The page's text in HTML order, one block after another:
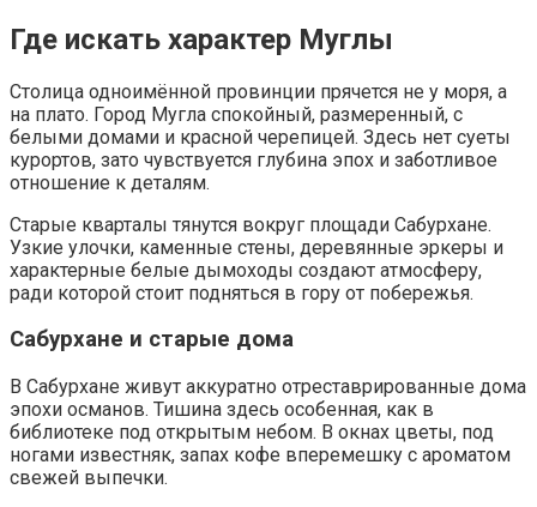
Где искать характер Муглы
Столица одноимённой провинции прячется не у моря, а
на плато. Город Мугла спокойный, размеренный, с
белыми домами и красной черепицей. Здесь нет суеты
курортов, зато чувствуется глубина эпох и заботливое
отношение к деталям.
Старые кварталы тянутся вокруг площади Сабурхане.
Узкие улочки, каменные стены, деревянные эркеры и
характерные белые дымоходы создают атмосферу,
ради которой стоит подняться в гору от побережья.
Сабурхане и старые дома
В Сабурхане живут аккуратно отреставрированные дома
эпохи османов. Тишина здесь особенная, как в
библиотеке под открытым небом. В окнах цветы, под
ногами известняк, запах кофе вперемешку с ароматом
свежей выпечки.